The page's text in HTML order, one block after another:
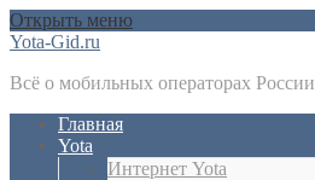
Открыть меню
Yota-Gid.ru
Всё о мобильных операторах России
Главная
Yota
Интернет Yota